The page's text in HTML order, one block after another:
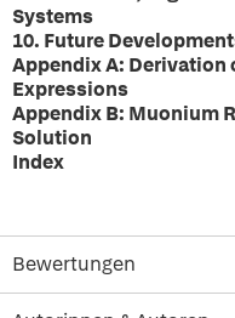
Systems
10. Future
Appendix A: Derivation
Expressions
Appendix B: Muonium
Solution
Index
Bewertungen